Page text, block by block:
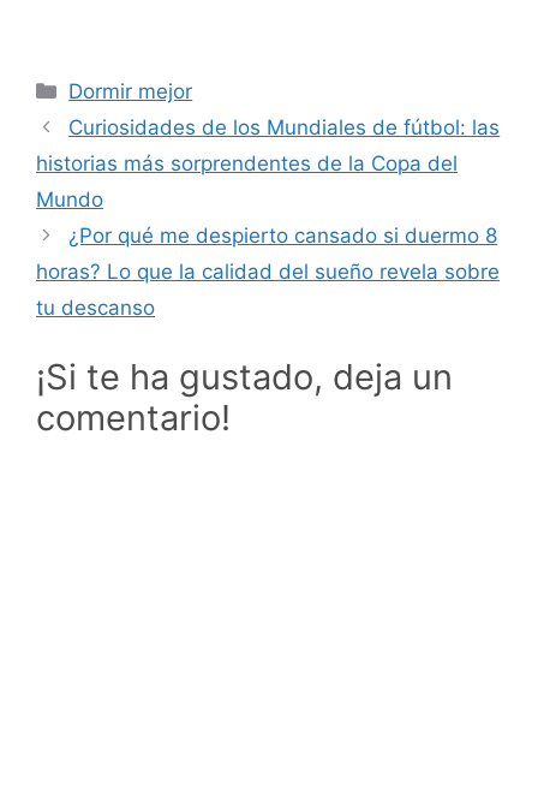
Categorías
Dormir mejor
Curiosidades de los Mundiales de fútbol: las
historias más sorprendentes de la Copa del
Mundo
¿Por qué me despierto cansado si duermo 8
horas? Lo que la calidad del sueño revela sobre
tu descanso
¡Si te ha gustado, deja un
comentario!